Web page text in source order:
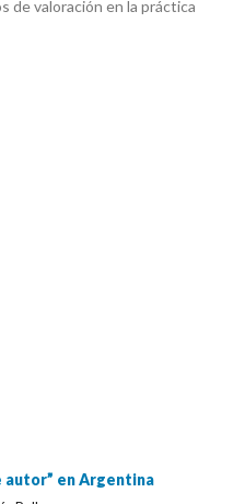
de valoración en la práctica
autor” en Argentina